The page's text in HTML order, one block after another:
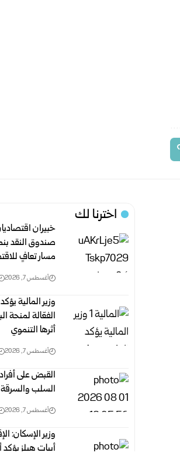
اخترنا لك
خبيران
مسار تعافٍ
أغسطس 7, 2026
وزير المالية
الفعّالة لمنحة
أثرها التنموي
أغسطس 7, 2026
القبض على
السلب
أغسطس 7, 2026
وزير الإسكان:
أبيات هيلز